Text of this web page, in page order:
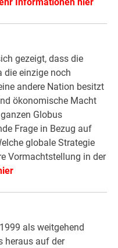
gezeigt, dass die
die einzige noch
andere Nation besitzt
ökonomische Macht
Globus
Frage in Bezug auf
globale Strategie
Vormachtstellung in der
als weitgehend
heraus auf der